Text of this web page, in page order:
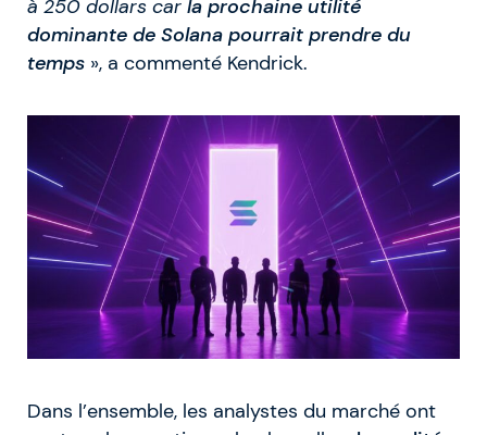
à 250 dollars car la prochaine utilité
dominante de Solana pourrait prendre du
temps », a commenté Kendrick.
Dans l’ensemble, les analystes du marché ont